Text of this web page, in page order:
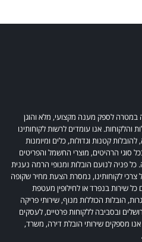
במטרה לספק מענה מקצועי, מלא והוגן
והלקוחות. אנו עומדים לרשות לקוחותינו
קטנות וגדולות, כלים ומיומנות
סוגי הרהיטים, מוצרי החשמל והפריטים
פניה לנועם הובלות ומנופי הרמה נענית
צרכי לקוחותינו, נמסרת הצעת מחיר שקופה
כל שירות בנפרד או לחילופין מעטפת
הובלות הכוללות מנוף, שירותי פריקה
ובסביבה ללקוחות פרטיים, לעסקים
מספקים שירותי הובלת דירה, משרד,